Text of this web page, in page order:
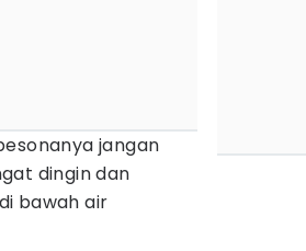
jangan
dingin dan
bawah air